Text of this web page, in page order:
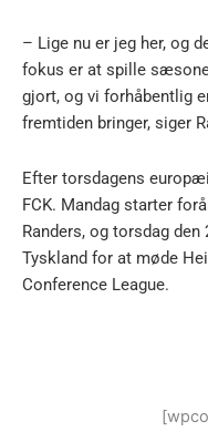
– Lige nu er jeg her, og
fokus er at spille
gjort, og vi forhåbentlig
fremtiden bringer, siger
Efter torsdagens
FCK. Mandag starter
Randers, og torsdag
Tyskland for at møde
Conference League.